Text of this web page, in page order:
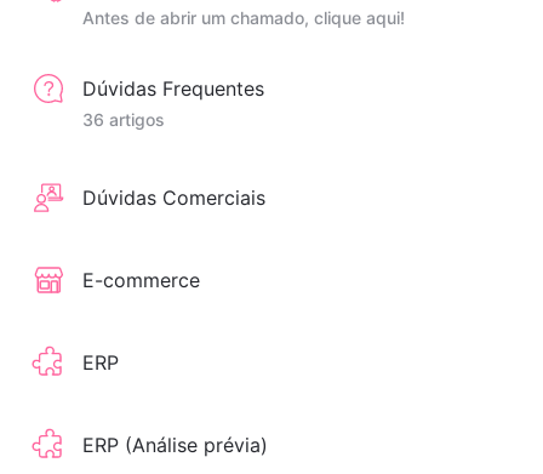
Antes de abrir um chamado, clique aqui!
Dúvidas Frequentes
36 artigos
Dúvidas Comerciais
E-commerce
ERP
ERP (Análise prévia)